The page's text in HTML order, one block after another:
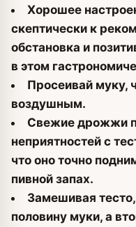
Хорошее
скептически к
обстановка и
в этом
Просеивай муку,
воздушным.
Свежие дрожжи
неприятностей с
что оно точно
пивной запах.
Замешивая
половину муки, а